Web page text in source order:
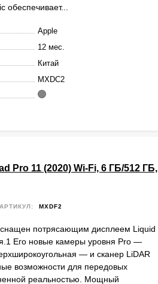
обеспечивает...
Apple
12 мес.
Китай
MXDC2
Pro 11 (2020) Wi-Fi, 6 ГБ/512 ГБ,
АРТИКУЛ: MXDF2
потрясающим дисплеем Liquid
Его новые камеры уровня Pro —
— и сканер LiDAR
возможности для передовых
реальностью. Мощный